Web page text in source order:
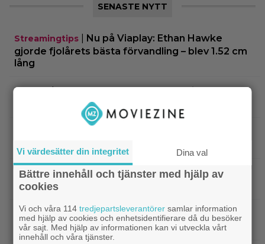
SENASTE NYTT
Streamingtips
Nu på Viaplay: Ethan Hawke
gjorde fjolårets bästa förvandling – blev 1.52 cm
lång
TV-spel |”Snyggaste spelet genom tiderna”
släpptes 2020: ”Fantastisk spelvärld”
Trivia|Thrillern med Katherine Heigl sålde bara
6 biobiljetter – historiens lägsta intäkter
Dokumentär| Från skaparen av ”Tiger King”:
HBO-dokumentär om reptilsmuggling hyllas
Vi värdesätter din integritet Dina val
Bättre innehåll och tjänster med hjälp av
cookies
Vi och våra 114tredjepartsleverantörer samlar information
med hjälp av cookies och enhetsidentifierare då du besöker
vår sajt. Med hjälp av informationen kan vi utveckla vårt
innehåll och våra tjänster.